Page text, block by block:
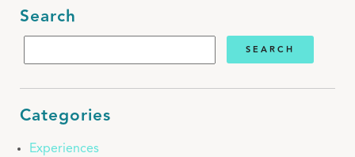
Search
Categories
Experiences